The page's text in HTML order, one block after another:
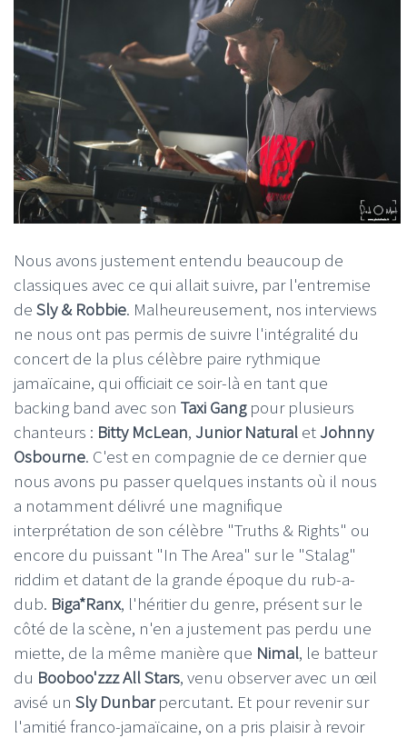
Nous avons justement entendu beaucoup de
classiques avec ce qui allait suivre, par l'entremise
de Sly & Robbie. Malheureusement, nos interviews
ne nous ont pas permis de suivre l'intégralité du
concert de la plus célèbre paire rythmique
jamaïcaine, qui officiait ce soir-là en tant que
backing band avec son Taxi Gangpour plusieurs
chanteurs : Bitty McLean, Junior Natural etJohnny
Osbourne. C'est en compagnie de ce dernier que
nous avons pu passer quelques instants où il nous
a notamment délivré une magnifique
interprétation de son célèbre "Truths & Rights" ou
encore du puissant "In The Area" sur le "Stalag"
riddim et datant de la grande époque du rub-a-
dub. Biga*Ranx, l'héritier du genre, présent sur le
côté de la scène, n'en a justement pas perdu une
miette, de la même manière que Nimal, le batteur
du Booboo'zzz All Stars, venu observer avec un œil
avisé un Sly Dunbarpercutant. Et pour revenir sur
l'amitié franco-jamaïcaine, on a pris plaisir à revoir